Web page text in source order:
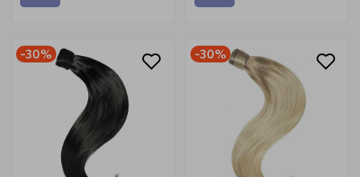
-30% -30%